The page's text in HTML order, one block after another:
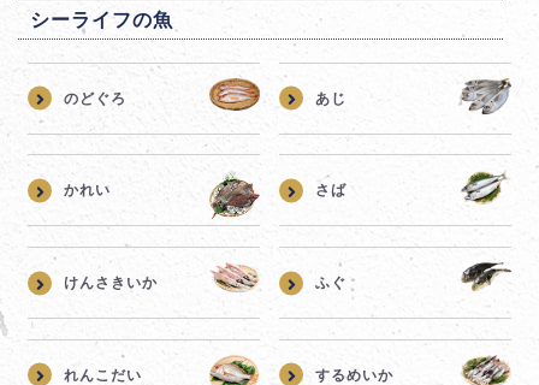
シーライフの魚
のどぐろ あじ
かれい さば
けんさきいか ふぐ
れんこだい するめいか